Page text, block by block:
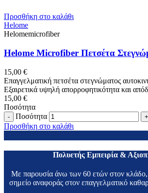
Προσθήκη στο καλάθι
Helome
Helomemicrofiber
Helome Microfiber Πετσέτα
15,00 €
Επαγγελματική πετσέτα στεγνώματος
Εξαιρετικά υψηλή απορροφητικότητα και
15,00 €
Ποσότητα
Ποσότητα
Προσθήκη στο καλάθι
Πολυετής Εμπειρία &
Με παρουσία άνω των 60 ετών στον κλάδο,
σημείο αναφοράς στον επαγγελματικό